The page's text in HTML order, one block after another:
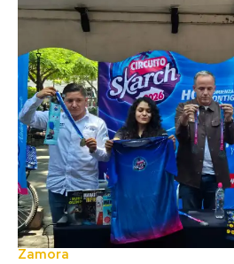
Zamora